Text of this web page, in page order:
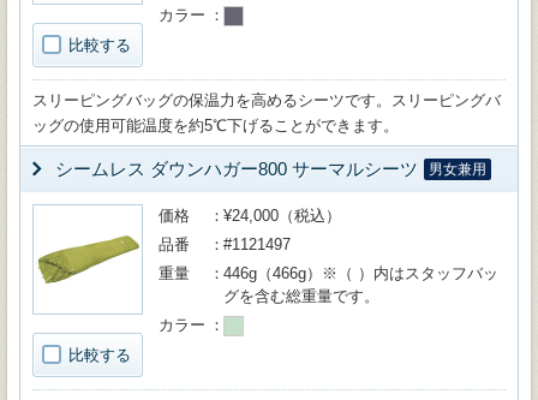
比較する
カラー
スリーピングバッグの保温力を高めるシーツです。スリーピングバ
ッグの使用可能温度を約5℃下げることができます。
シームレス ダウンハガー800 サーマルシーツ 男女兼用
比較する
価格
¥24,000（税込）
品番
#1121497
重量
446g（466g）※（ ）内はスタッフバッ
グを含む総重量です。
カラー